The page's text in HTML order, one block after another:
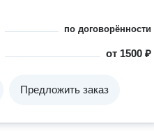
по договорённости
от 1500 ₽
Предложить заказ